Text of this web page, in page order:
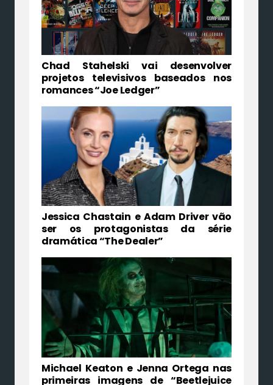
Chad Stahelski vai desenvolver
projetos televisivos baseados nos
romances “Joe Ledger”
Jessica Chastain e Adam Driver vão
ser os protagonistas da série
dramática “The Dealer”
Michael Keaton e Jenna Ortega nas
primeiras imagens de “Beetlejuice